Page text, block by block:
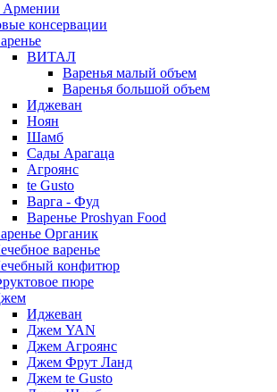
Армении
консервации
ВИТАЛ
Варенья малый объем
Варенья большой объем
Иджеван
Ноян
Шамб
Сады Арагаца
Агроянс
te Gusto
Варга - Фуд
Варенье Proshyan Food
Органик
варенье
конфитюр
пюре
Иджеван
Джем YAN
Джем Агроянс
Джем Фрут Ланд
Джем te Gusto